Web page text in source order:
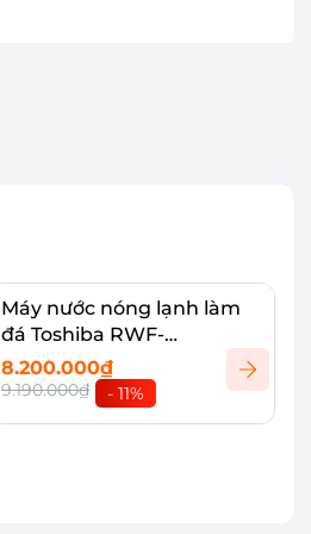
Máy nước nóng lạnh làm
đá Toshiba RWF-
IW2469BVN(K)
8.200.000₫
9.190.000₫ - 11%